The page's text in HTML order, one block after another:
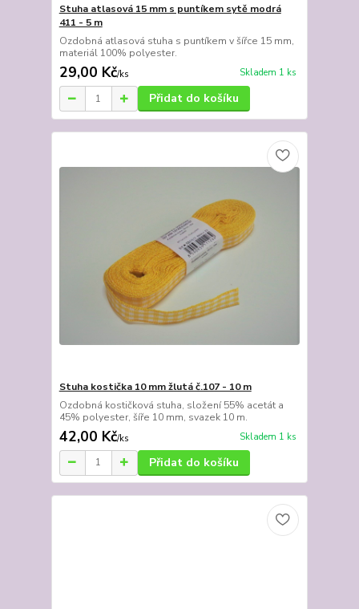
Stuha atlasová 15 mm s puntíkem sytě modrá
411 - 5 m
Ozdobná atlasová stuha s puntíkem v šířce 15 mm,
materiál 100% polyester.
29,00 Kč/ks Skladem 1 ks
Přidat do košíku
Stuha kostička 10 mm žlutá č.107 - 10 m
Ozdobná kostičková stuha, složení 55% acetát a
45% polyester, šíře 10 mm, svazek 10 m.
42,00 Kč/ks Skladem 1 ks
Přidat do košíku